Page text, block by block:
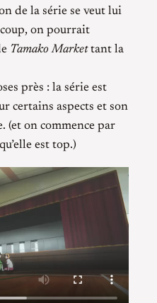
de la série se veut lui
on pourrait
Tamako Markettant la
près : la série est
certains aspects et son
(et on commence par
est top.)